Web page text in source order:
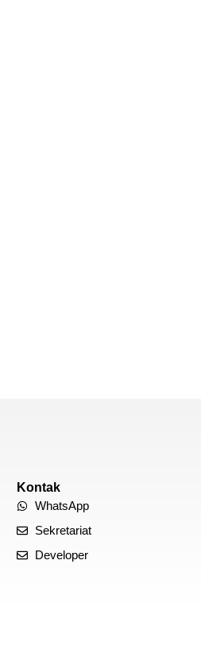
Kontak
WhatsApp
Sekretariat
Developer